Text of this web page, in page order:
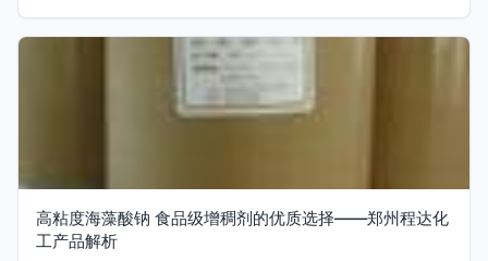
高粘度海藻酸钠 食品级增稠剂的优质选择——郑州程达化
工产品解析